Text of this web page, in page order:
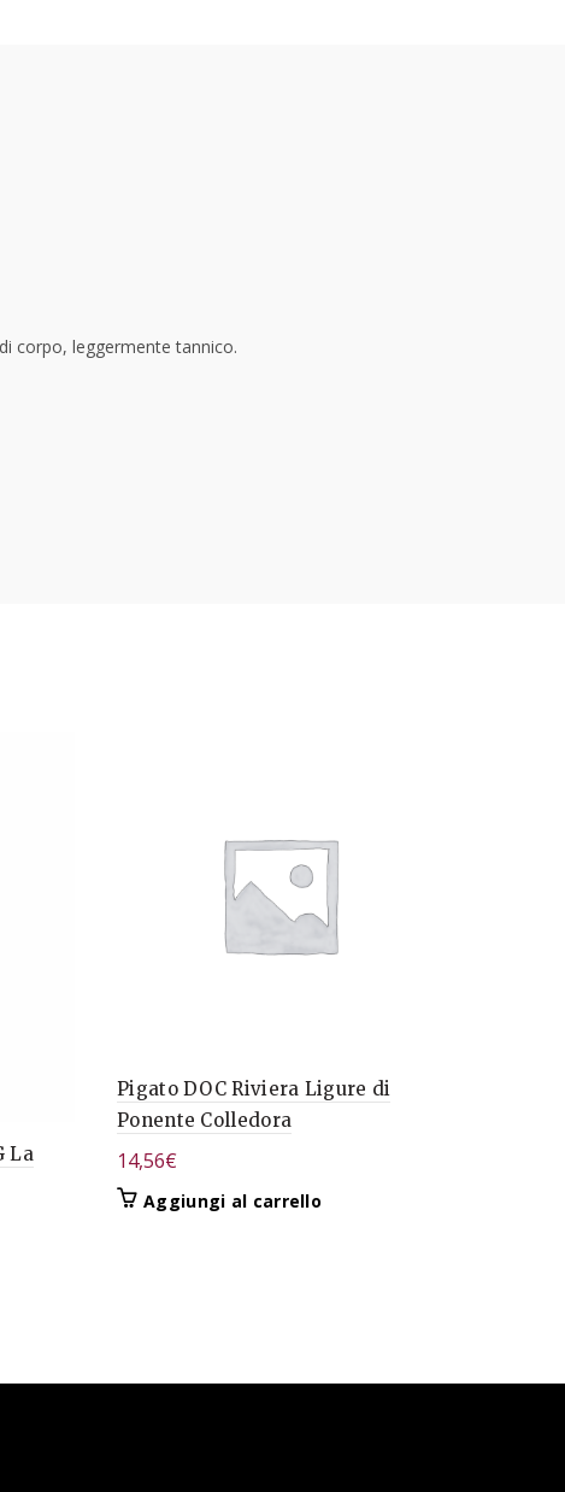
corpo, leggermente tannico.
La
Pigato DOC Riviera Ligure di
Ponente Colledora
14,56€
Aggiungi al carrello